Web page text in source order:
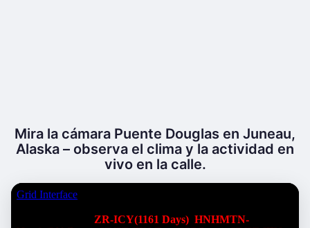
Mira la cámara Puente Douglas en Juneau,
Alaska – observa el clima y la actividad en
vivo en la calle.